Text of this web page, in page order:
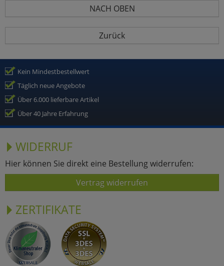
NACH OBEN
Zurück
Kein Mindestbestellwert
Täglich neue Angebote
Über 6.000 lieferbare Artikel
Über 40 Jahre Erfahrung
WIDERRUF
Hier können Sie direkt eine Bestellung widerrufen:
Vertrag widerrufen
ZERTIFIKATE